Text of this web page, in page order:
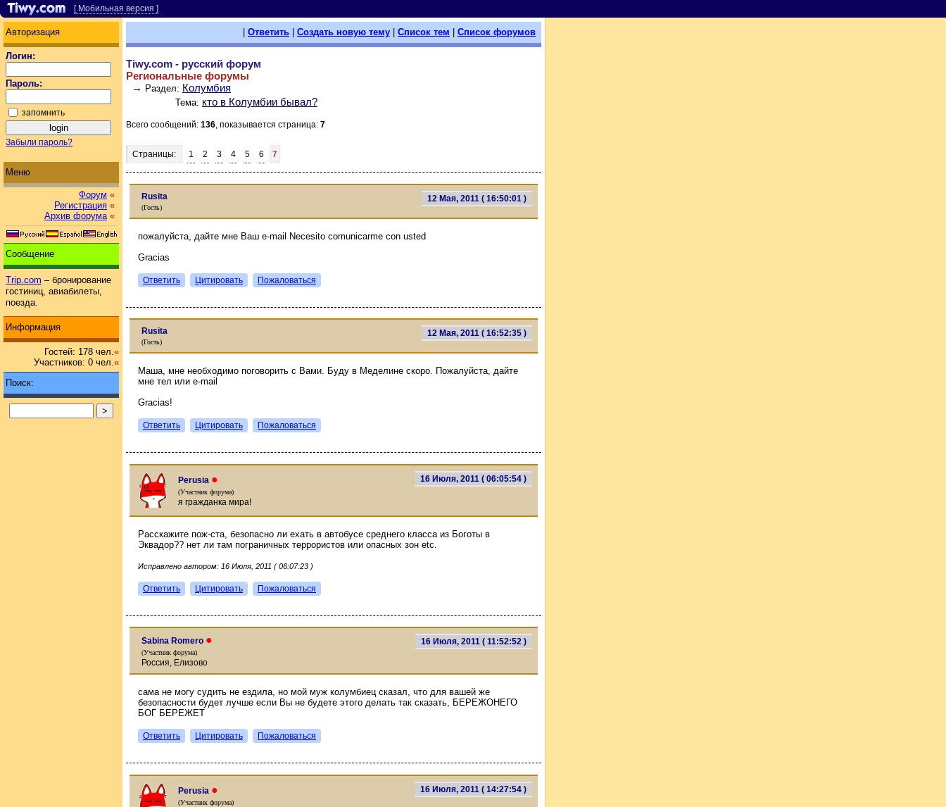
[ Мобильная версия ]
Авторизация
Логин:
Пароль:
запомнить
Забыли пароль?
Меню
Форум «
Регистрация «
Архив форума «
Сообщение
Trip.com – бронирование
гостиниц, авиабилеты,
поезда.
Информация
Гостей: 178 чел.«
Участников: 0 чел.«
Поиск:
Ответить Создать новую тему Список тем Список форумов
Tiwy.com - русский форум
Региональные форумы
→ Раздел: Колумбия
Тема: кто в Колумбии бывал?
Всего сообщений: 136, показывается страница: 7
Страницы: 1 2 3 4 5 6 7
12 Мая, 2011 ( 16:50:01 )
Rusita
(Гость)
пожалуйста, дайте мне Ваш e-mail Necesito comunicarme con usted
Gracias
Ответить Цитировать Пожаловаться
12 Мая, 2011 ( 16:52:35 )
Rusita
(Гость)
Маша, мне необходимо поговорить с Вами. Буду в Меделине скоро. Пожалуйста, дайте
мне тел или e-mail
Gracias!
Ответить Цитировать Пожаловаться
16 Июля, 2011 ( 06:05:54 )
Perusia ●
(Участник форума)
я гражданка мира!
Расскажите пож-ста, безопасно ли ехать в автобусе среднего класса из Боготы в
Эквадор?? нет ли там пограничных террористов или опасных зон etc.
Исправлено автором: 16 Июля, 2011 ( 06:07:23 )
Ответить Цитировать Пожаловаться
16 Июля, 2011 ( 11:52:52 )
Sabina Romero ●
(Участник форума)
Россия, Елизово
сама не могу судить не ездила, но мой муж колумбиец сказал, что для вашей же
безопасности будет лучше если Вы не будете этого делать так сказать, БЕРЕЖОНЕГО
БОГ БЕРЕЖЕТ
Ответить Цитировать Пожаловаться
16 Июля, 2011 ( 14:27:54 )
Perusia ●
(Участник форума)